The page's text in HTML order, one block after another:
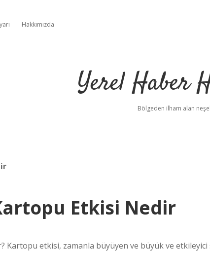
Hakkımızda
Yerel Haber
Bölgeden ilham alan
Etkisi Nedir
Kartopu etkisi, zamanla büyüyen ve büyük ve